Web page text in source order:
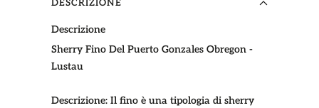
DESCRIZIONE
Descrizione
Sherry Fino Del Puerto Gonzales Obregon -
Lustau
Descrizione: Il fino è una tipologia di sherry